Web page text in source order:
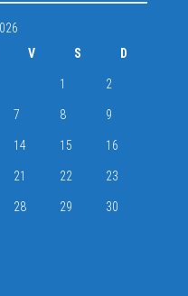
V S D
1 2
7 8 9
14 15 16
21 22 23
28 29 30